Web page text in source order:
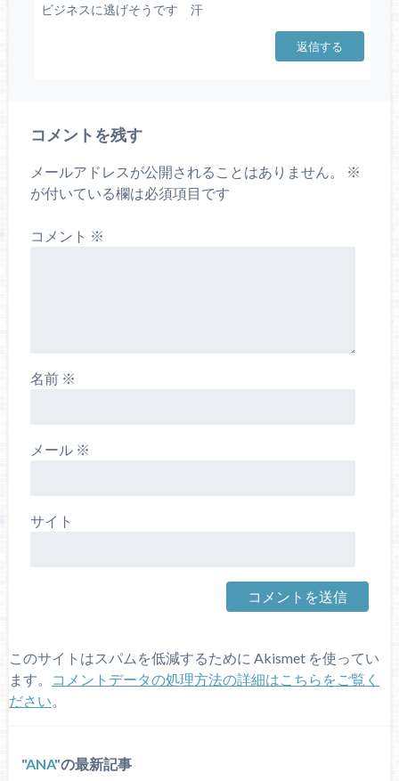
ビジネスに逃げそうです 汗
返信する
コメントを残す
メールアドレスが公開されることはありません。
※
が付いている欄は必須項目です
コメント ※
名前 ※
メール ※
サイト
このサイトはスパムを低減するために Akismet を使ってい
ます。
コメントデータの処理方法の詳細はこちらをご覧く
ださい。
ANA の最新記事